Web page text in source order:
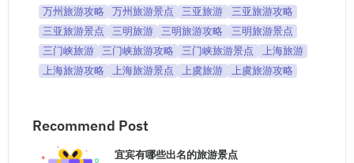
万州旅游攻略
万州旅游景点 三亚旅游
三亚旅游攻略
三亚旅游景点
三明旅游 三明旅游攻略
三明旅游景点
三门峡旅游
三门峡旅游攻略 三门峡旅游景点
上海旅游
上海旅游攻略
上海旅游景点 上虞旅游 上虞旅游攻略
Recommend Post
宜宾有哪些出名的旅游景点